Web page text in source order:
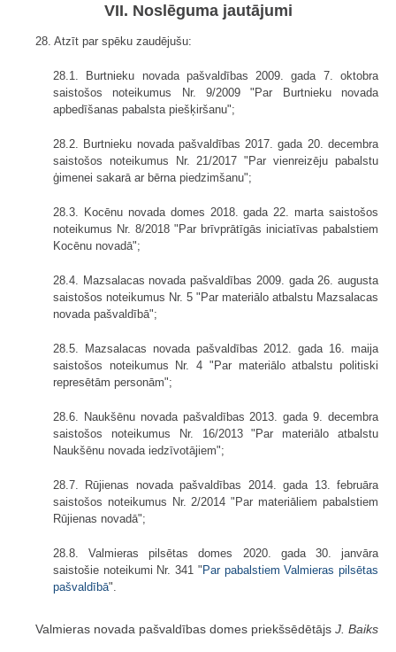
VII. Noslēguma jautājumi
28. Atzīt par spēku zaudējušu:
28.1. Burtnieku novada pašvaldības 2009. gada 7. oktobra
saistošos noteikumus Nr. 9/2009 "Par Burtnieku novada
apbedīšanas pabalsta piešķiršanu";
28.2. Burtnieku novada pašvaldības 2017. gada 20. decembra
saistošos noteikumus Nr. 21/2017 "Par vienreizēju pabalstu
ģimenei sakarā ar bērna piedzimšanu";
28.3. Kocēnu novada domes 2018. gada 22. marta saistošos
noteikumus Nr. 8/2018 "Par brīvprātīgās iniciatīvas pabalstiem
Kocēnu novadā";
28.4. Mazsalacas novada pašvaldības 2009. gada 26. augusta
saistošos noteikumus Nr. 5 "Par materiālo atbalstu Mazsalacas
novada pašvaldībā";
28.5. Mazsalacas novada pašvaldības 2012. gada 16. maija
saistošos noteikumus Nr. 4 "Par materiālo atbalstu politiski
represētām personām";
28.6. Naukšēnu novada pašvaldības 2013. gada 9. decembra
saistošos noteikumus Nr. 16/2013 "Par materiālo atbalstu
Naukšēnu novada iedzīvotājiem";
28.7. Rūjienas novada pašvaldības 2014. gada 13. februāra
saistošos noteikumus Nr. 2/2014 "Par materiāliem pabalstiem
Rūjienas novadā";
28.8. Valmieras pilsētas domes 2020. gada 30. janvāra
saistošie noteikumi Nr. 341 "Par pabalstiem Valmieras pilsētas
pašvaldībā".
Valmieras novada pašvaldības domes priekšsēdētājs J. Baiks